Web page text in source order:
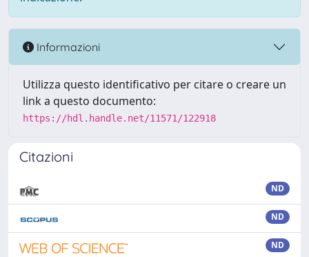
Informazioni
Utilizza questo identificativo per citare o creare un
link a questo documento:
https://hdl.handle.net/11571/122918
Citazioni
ND
ND
ND